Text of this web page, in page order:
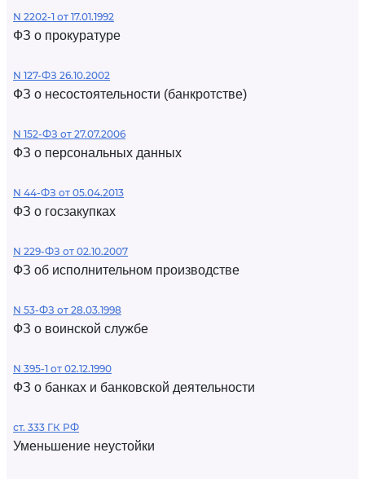
N 2202-1 от 17.01.1992
ФЗ о прокуратуре
N 127-ФЗ 26.10.2002
ФЗ о несостоятельности (банкротстве)
N 152-ФЗ от 27.07.2006
ФЗ о персональных данных
N 44-ФЗ от 05.04.2013
ФЗ о госзакупках
N 229-ФЗ от 02.10.2007
ФЗ об исполнительном производстве
N 53-ФЗ от 28.03.1998
ФЗ о воинской службе
N 395-1 от 02.12.1990
ФЗ о банках и банковской деятельности
ст. 333 ГК РФ
Уменьшение неустойки